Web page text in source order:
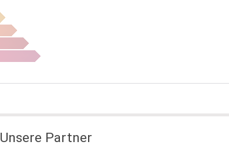
Unsere Partner